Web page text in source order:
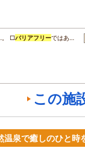
。 □バリアフリーではあ…
この施
温泉で癒しのひと時